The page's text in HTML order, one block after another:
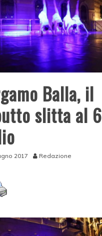
Balla, il
slitta al 6
2017 Redazione